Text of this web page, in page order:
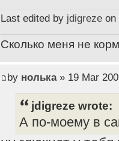
Last edited by jdigrezeon
Сколько меня не
by нолька» 19 Mar
jdigreze wrote:
А по-моему в